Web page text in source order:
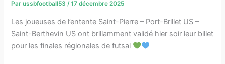
Parussbfootball53/17 décembre 2025
Les joueuses de l’entente Saint-Pierre – Port-Brillet US –
Saint-Berthevin US ont brillamment validé hier soir leur billet
pour les finales régionales de futsal